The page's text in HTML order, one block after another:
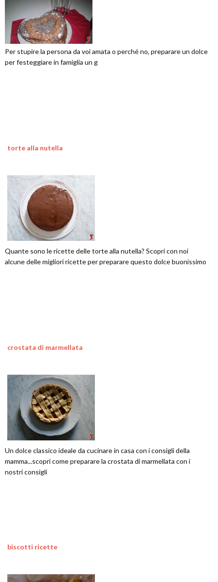
Per stupire la persona da voi amata o perché no, preparare un dolce
per festeggiare in famiglia un g
torte alla nutella
Quante sono le ricette delle torte alla nutella? Scopri con noi
alcune delle migliori ricette per preparare questo dolce buonissimo
crostata di marmellata
Un dolce classico ideale da cucinare in casa con i consigli della
mamma...scopri come preparare la crostata di marmellata con i
nostri consigli
biscotti ricette